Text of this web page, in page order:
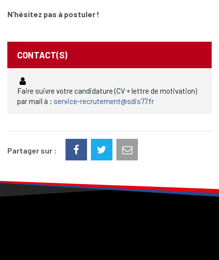
N’hésitez pas à postuler !
CONTACT(S)
Faire suivre votre candidature (CV + lettre de motivation)
par mail à : service-recrutement@sdis77.fr
Partager sur :